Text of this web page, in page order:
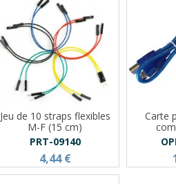
Jeu de 10 straps flexibles
M-F (15 cm)
PRT-09140
4,44 €
Carte